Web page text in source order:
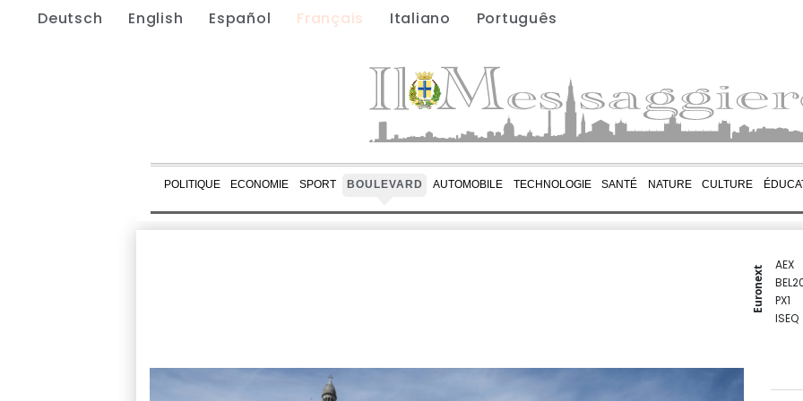
Deutsch English Español Français Italiano Português
POLITIQUE ECONOMIE SPORT BOULEVARD AUTOMOBILE TECHNOLOGIE SANTÉ NATURE CULTURE
Euronext
AEX
PX1
ISEQ